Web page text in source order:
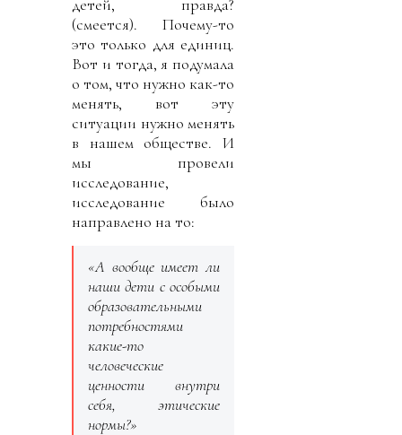
детей, правда?
(смеется). Почему-то
это только для единиц.
Вот и тогда, я подумала
о том, что нужно как-то
менять, вот эту
ситуации нужно менять
в нашем обществе. И
мы провели
исследование,
исследование было
направлено на то:
«А вообще имеет ли
наши дети с особыми
образовательными
потребностями
какие-то
человеческие
ценности внутри
себя, этические
нормы?»